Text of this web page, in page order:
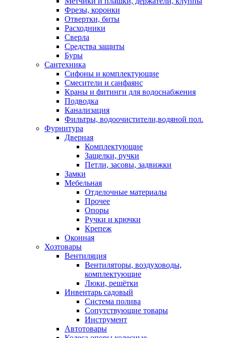
Фрезы, коронки
Отвертки, биты
Расходники
Сверла
Средства защиты
Буры
Сантехника
Сифоны и комплектующие
Смесители и санфаянс
Краны и фитинги для водоснабжения
Подводка
Канализация
Фильтры, водоочистители,водяной пол.
Фурнитура
Дверная
Комплектующие
Защелки, ручки
Петли, засовы, задвижки
Замки
Мебельная
Отделочные материалы
Прочее
Опоры
Ручки и крючки
Крепеж
Оконная
Хозтовары
Вентиляция
Вентиляторы, воздуховоды,
комплектующие
Люки, решётки
Инвентарь садовый
Система полива
Сопутствующие товары
Инструмент
Автотовары